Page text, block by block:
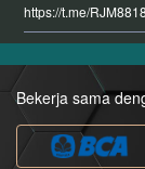
https://t.me/RJM8818
Bekerja sama